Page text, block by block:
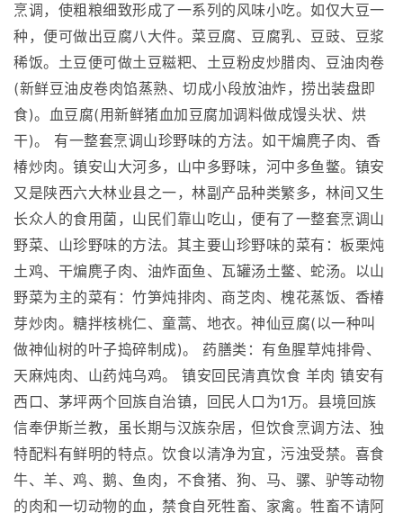
烹调，使粗粮细致形成了一系列的风味小吃。如仅大豆一
种，便可做出豆腐八大件。菜豆腐、豆腐乳、豆豉、豆浆
稀饭。土豆便可做土豆糍粑、土豆粉皮炒腊肉、豆油肉卷
(新鲜豆油皮卷肉馅蒸熟、切成小段放油炸，捞出装盘即
食)。血豆腐(用新鲜猪血加豆腐加调料做成馒头状、烘
干)。 有一整套烹调山珍野味的方法。如干煸麂子肉、香
椿炒肉。镇安山大河多，山中多野味，河中多鱼鳖。镇安
又是陕西六大林业县之一，林副产品种类繁多，林间又生
长众人的食用菌，山民们靠山吃山，便有了一整套烹调山
野菜、山珍野味的方法。其主要山珍野味的菜有：板栗炖
土鸡、干煸麂子肉、油炸面鱼、瓦罐汤土鳖、蛇汤。以山
野菜为主的菜有：竹笋炖排肉、商芝肉、槐花蒸饭、香椿
芽炒肉。糖拌核桃仁、童蒿、地衣。神仙豆腐(以一种叫
做神仙树的叶子捣碎制成)。 药膳类：有鱼腥草炖排骨、
天麻炖肉、山药炖乌鸡。 镇安回民清真饮食 羊肉 镇安有
西口、茅坪两个回族自治镇，回民人口为1万。县境回族
信奉伊斯兰教，虽长期与汉族杂居，但饮食烹调方法、独
特配料有鲜明的特点。饮食以清净为宜，污浊受禁。喜食
牛、羊、鸡、鹅、鱼肉，不食猪、狗、马、骡、驴等动物
的肉和一切动物的血，禁食自死牲畜、家禽。牲畜不请阿